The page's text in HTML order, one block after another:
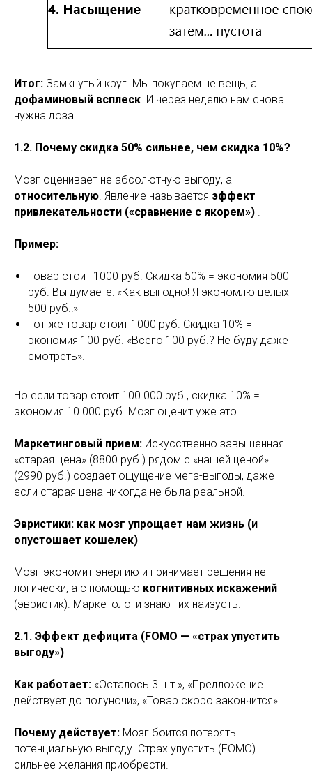
Итог: Замкнутый круг. Мы покупаем не вещь, а
дофаминовый всплеск. И через неделю нам снова
нужна доза.
1.2. Почему скидка 50% сильнее, чем скидка 10%?
Мозг оценивает не абсолютную выгоду, а
относительную. Явление называется эффект
привлекательности («сравнение с якорем») .
Пример:
Товар стоит 1000 руб. Скидка 50% = экономия 500
руб. Вы думаете: «Как выгодно! Я экономлю целых
500 руб.!»
Тот же товар стоит 1000 руб. Скидка 10% =
экономия 100 руб. «Всего 100 руб.? Не буду даже
смотреть».
Но если товар стоит 100 000 руб., скидка 10% =
экономия 10 000 руб. Мозг оценит уже это.
Маркетинговый прием: Искусственно завышенная
«старая цена» (8800 руб.) рядом с «нашей ценой»
(2990 руб.) создает ощущение мега-выгоды, даже
если старая цена никогда не была реальной.
Эвристики: как мозг упрощает нам жизнь (и
опустошает кошелек)
Мозг экономит энергию и принимает решения не
логически, а с помощью когнитивных искажений
(эвристик). Маркетологи знают их наизусть.
2.1. Эффект дефицита (FOMO — «страх упустить
выгоду»)
Как работает: «Осталось 3 шт.», «Предложение
действует до полуночи», «Товар скоро закончится».
Почему действует: Мозг боится потерять
потенциальную выгоду. Страх упустить (FOMO)
сильнее желания приобрести.